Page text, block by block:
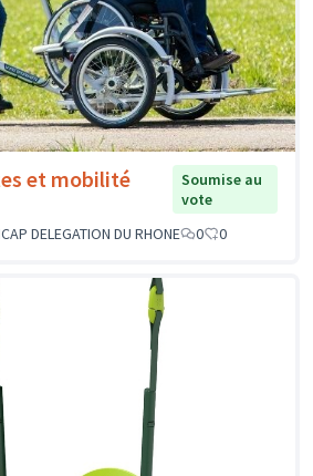
et mobilité
Soumise au
vote
DELEGATION DU RHONE
0 0